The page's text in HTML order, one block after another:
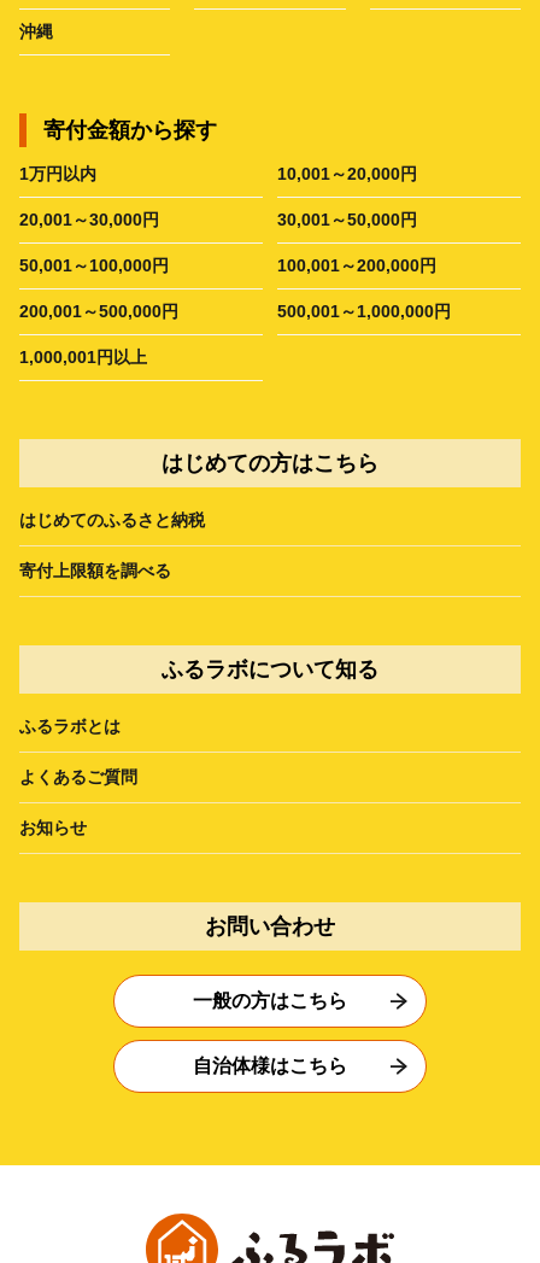
沖縄
寄付金額から探す
1万円以内 10,001～20,000円
20,001～30,000円 30,001～50,000円
50,001～100,000円 100,001～200,000円
200,001～500,000円 500,001～1,000,000円
1,000,001円以上
はじめての方はこちら
はじめてのふるさと納税
寄付上限額を調べる
ふるラボについて知る
ふるラボとは
よくあるご質問
お知らせ
お問い合わせ
一般の方はこちら
自治体様はこちら